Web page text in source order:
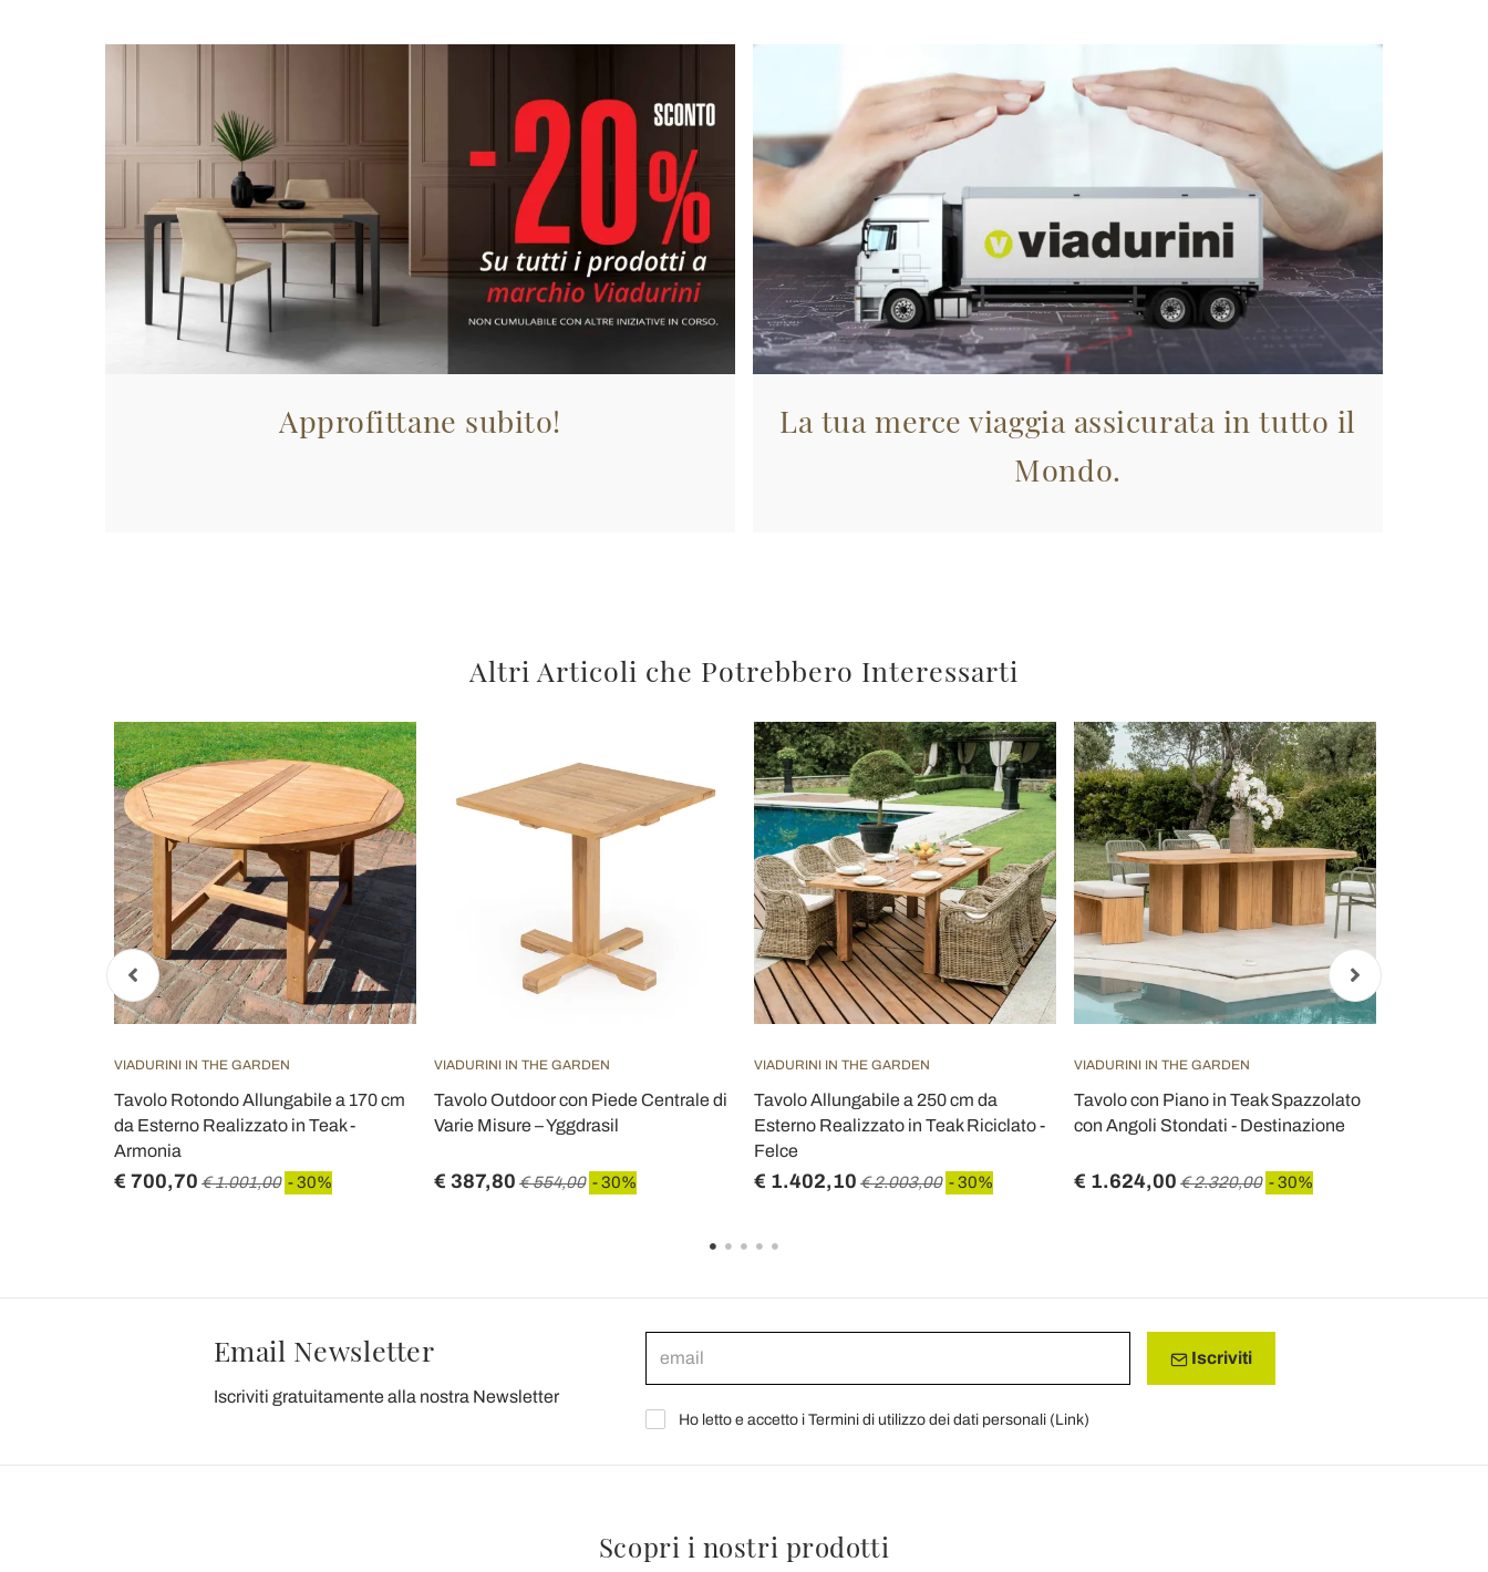
Approfittane subito!
La tua merce viaggia assicurata in tutto il
Mondo.
Altri Articoli che Potrebbero Interessarti
VIADURINI IN THE GARDEN
Tavolo Rotondo Allungabile a 170 cm
da Esterno Realizzato in Teak -
Armonia
€ 700,70 € 1.001,00 - 30%
VIADURINI IN THE GARDEN
Tavolo Outdoor con Piede Centrale di
Varie Misure – Yggdrasil
€ 387,80 € 554,00 - 30%
VIADURINI IN THE GARDEN
Tavolo Allungabile a 250 cm da
Esterno Realizzato in Teak Riciclato -
Felce
€ 1.402,10 € 2.003,00 - 30%
VIADURINI IN THE GARDEN
Tavolo con Piano in Teak Spazzolato
con Angoli Stondati - Destinazione
€ 1.624,00 € 2.320,00 - 30%
Email Newsletter
Iscriviti gratuitamente alla nostra Newsletter
Iscriviti
Ho letto e accetto i Termini di utilizzo dei dati personali (Link)
Scopri i nostri prodotti